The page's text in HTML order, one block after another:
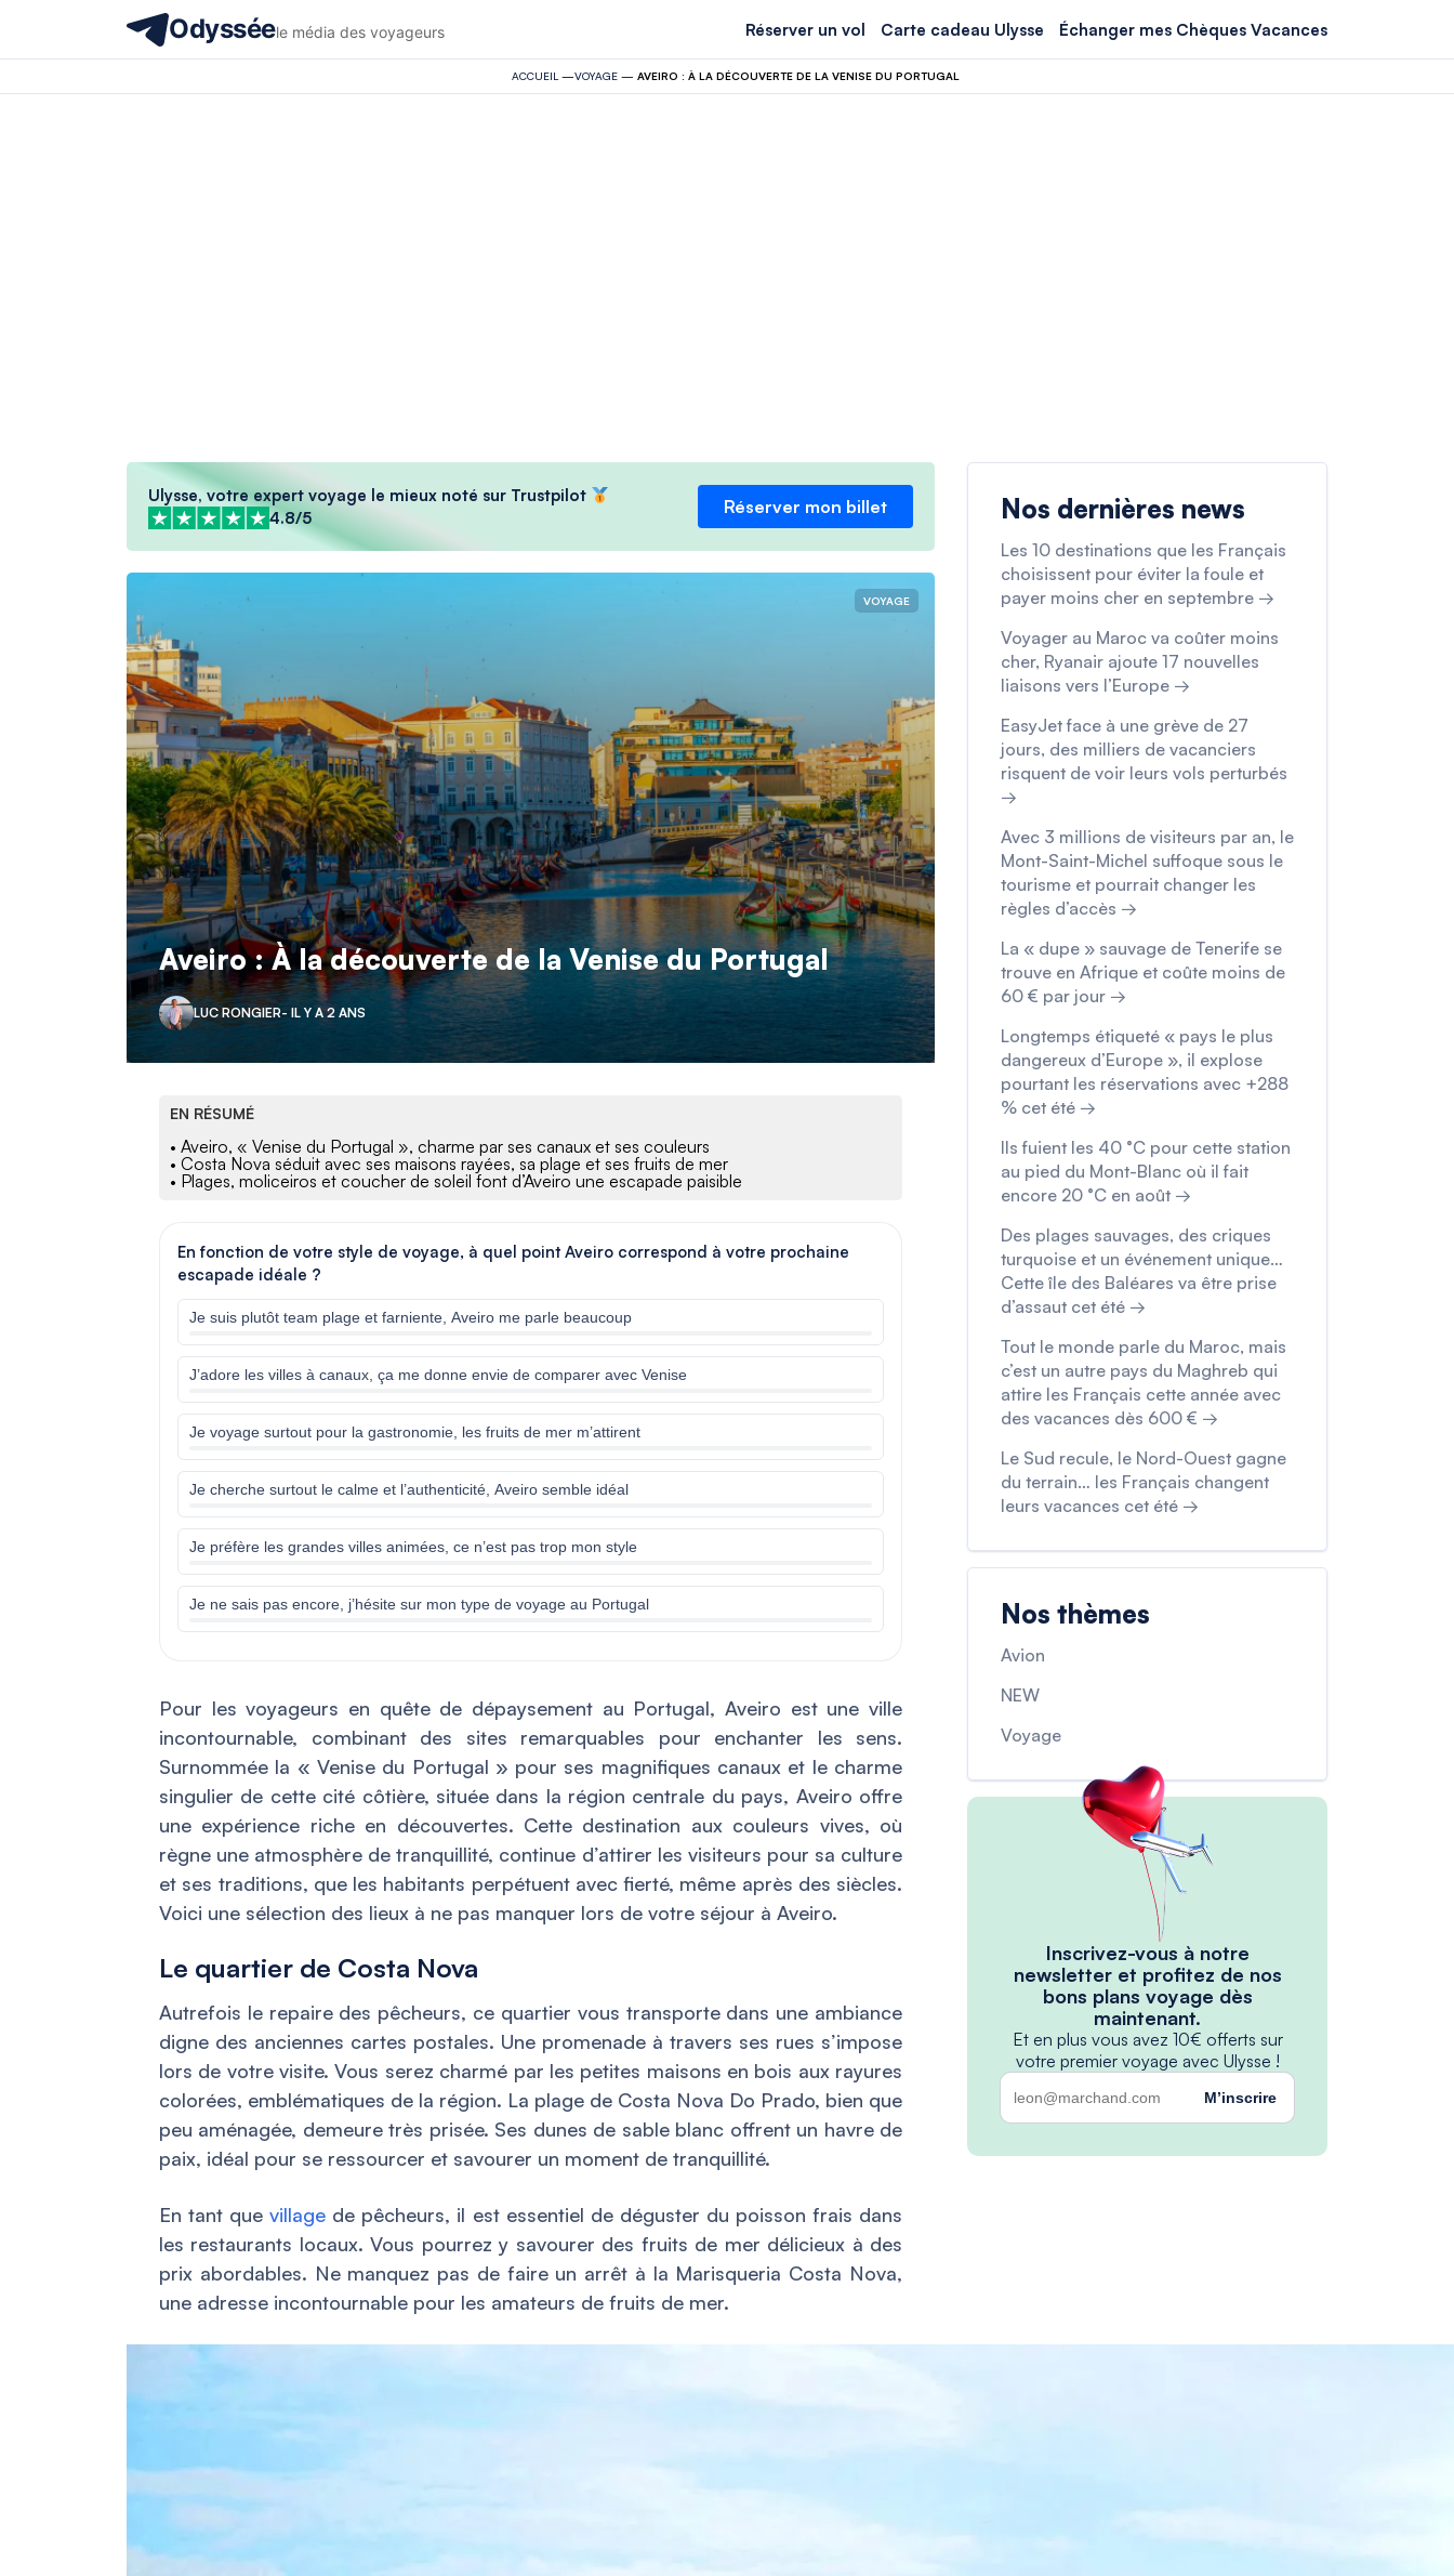
Odysséele média des voyageurs Réserver un vol Carte cadeau Ulysse Échanger mes Chèques Vacances
ACCUEIL —VOYAGE— AVEIRO : À LA DÉCOUVERTE DE LA VENISE DU PORTUGAL
Ulysse, votre expert voyage le mieux noté sur Trustpilot
4.8/5
Réserver mon billet
VOYAGE
Aveiro : À la découverte de la Venise du Portugal
LUC RONGIER- IL Y A 2 ANS
EN RÉSUMÉ
• Aveiro, « Venise du Portugal », charme par ses canaux et ses couleurs
• Costa Nova séduit avec ses maisons rayées, sa plage et ses fruits de mer
• Plages, moliceiros et coucher de soleil font d’Aveiro une escapade paisible
En fonction de votre style de voyage, à quel point Aveiro correspond à votre prochaine
escapade idéale ?
Je suis plutôt team plage et farniente, Aveiro me parle beaucoup
J’adore les villes à canaux, ça me donne envie de comparer avec Venise
Je voyage surtout pour la gastronomie, les fruits de mer m’attirent
Je cherche surtout le calme et l’authenticité, Aveiro semble idéal
Je préfère les grandes villes animées, ce n’est pas trop mon style
Je ne sais pas encore, j’hésite sur mon type de voyage au Portugal
Pour les voyageurs en quête de dépaysement au Portugal, Aveiro est une ville
incontournable, combinant des sites remarquables pour enchanter les sens.
Surnommée la « Venise du Portugal » pour ses magnifiques canaux et le charme
singulier de cette cité côtière, située dans la région centrale du pays, Aveiro offre
une expérience riche en découvertes. Cette destination aux couleurs vives, où
règne une atmosphère de tranquillité, continue d’attirer les visiteurs pour sa culture
et ses traditions, que les habitants perpétuent avec fierté, même après des siècles.
Voici une sélection des lieux à ne pas manquer lors de votre séjour à Aveiro.
Le quartier de Costa Nova
Autrefois le repaire des pêcheurs, ce quartier vous transporte dans une ambiance
digne des anciennes cartes postales. Une promenade à travers ses rues s’impose
lors de votre visite. Vous serez charmé par les petites maisons en bois aux rayures
colorées, emblématiques de la région. La plage de Costa Nova Do Prado, bien que
peu aménagée, demeure très prisée. Ses dunes de sable blanc offrent un havre de
paix, idéal pour se ressourcer et savourer un moment de tranquillité.
En tant quevillage de pêcheurs, il est essentiel de déguster du poisson frais dans
les restaurants locaux. Vous pourrez y savourer des fruits de mer délicieux à des
prix abordables. Ne manquez pas de faire un arrêt à la Marisqueria Costa Nova,
une adresse incontournable pour les amateurs de fruits de mer.
Nos dernières news
Les 10 destinations que les Français
choisissent pour éviter la foule et
payer moins cher en septembre →
Voyager au Maroc va coûter moins
cher, Ryanair ajoute 17 nouvelles
liaisons vers l’Europe →
EasyJet face à une grève de 27
jours, des milliers de vacanciers
risquent de voir leurs vols perturbés
→
Avec 3 millions de visiteurs par an, le
Mont-Saint-Michel suffoque sous le
tourisme et pourrait changer les
règles d’accès →
La « dupe » sauvage de Tenerife se
trouve en Afrique et coûte moins de
60 € par jour →
Longtemps étiqueté « pays le plus
dangereux d’Europe », il explose
pourtant les réservations avec +288
% cet été →
Ils fuient les 40 °C pour cette station
au pied du Mont-Blanc où il fait
encore 20 °C en août →
Des plages sauvages, des criques
turquoise et un événement unique…
Cette île des Baléares va être prise
d’assaut cet été →
Tout le monde parle du Maroc, mais
c’est un autre pays du Maghreb qui
attire les Français cette année avec
des vacances dès 600 € →
Le Sud recule, le Nord-Ouest gagne
du terrain… les Français changent
leurs vacances cet été →
Nos thèmes
Avion
NEW
Voyage
Inscrivez-vous à notre
newsletter et profitez de nos
bons plans voyage dès
maintenant.
Et en plus vous avez 10€ offerts sur
votre premier voyage avec Ulysse !
M’inscrire